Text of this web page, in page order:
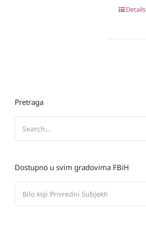
Details
Pretraga
Dostupno u svim gradovima FBiH